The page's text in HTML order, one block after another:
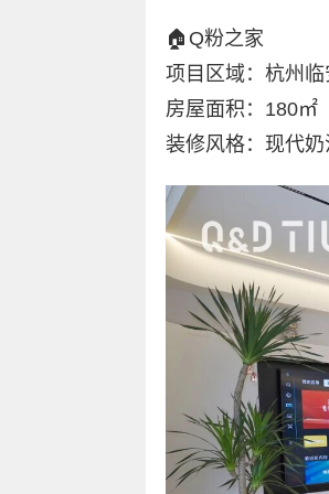
🏠Q粉之家
项目区域：杭州临
房屋面积：180㎡
装修风格：现代